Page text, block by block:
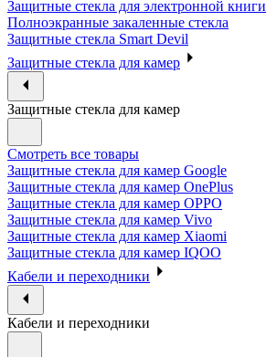
Защитные стекла для электронной книги
Полноэкранные закаленные стекла
Защитные стекла Smart Devil
Защитные стекла для камер
Защитные стекла для камер
Смотреть все товары
Защитные стекла для камер Google
Защитные стекла для камер OnePlus
Защитные стекла для камер OPPO
Защитные стекла для камер Vivo
Защитные стекла для камер Xiaomi
Защитные стекла для камер IQOO
Кабели и переходники
Кабели и переходники